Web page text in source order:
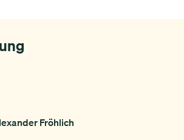
Fröhlich